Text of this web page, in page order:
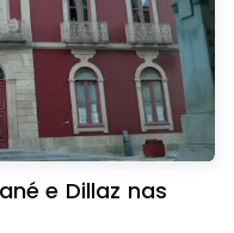
e Dillaz nas